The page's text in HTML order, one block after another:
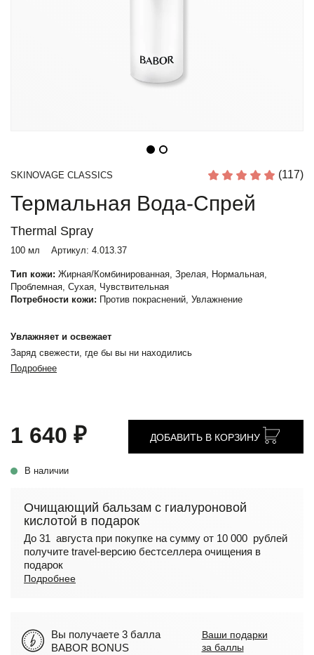
SKINOVAGE CLASSICS (117)
Термальная Вода-Спрей
Thermal Spray
100 мл Артикул: 4.013.37
Тип кожи: Жирная/Комбинированная, Зрелая, Нормальная,
Проблемная, Сухая, Чувствительная
Потребности кожи: Против покраснений, Увлажнение
Увлажняет и освежает
Заряд свежести, где бы вы ни находились
Подробнее
1 640 ₽
В наличии
ДОБАВИТЬ В КОРЗИНУ
Очищающий бальзам с гиалуроновой
кислотой в подарок
До 31 августа при покупке на сумму от 10 000 рублей
получите travel-версию бестселлера очищения в
подарок
Подробнее
Вы получаете 3 балла
BABOR BONUS
Ваши подарки
за баллы